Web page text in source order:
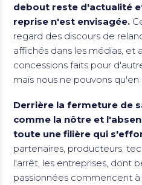
debout reste d'actualité
reprise n'est envisagée.
regard des discours de
affichés dans les médias, et
concessions faits pour
mais nous ne pouvons
Derrière la fermeture de
comme la nôtre et
toute une filière qui
partenaires, producteurs,
l'arrêt, les entreprises, dont
passionnées commencent